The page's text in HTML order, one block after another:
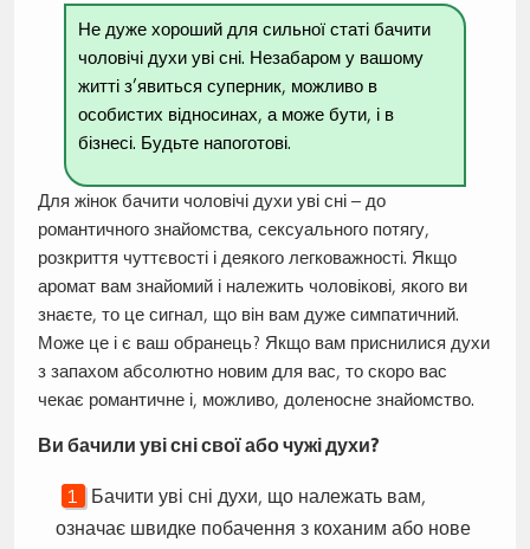
Не дуже хороший для сильної статі бачити
чоловічі духи уві сні. Незабаром у вашому
житті з’явиться суперник, можливо в
особистих відносинах, а може бути, і в
бізнесі. Будьте напоготові.
Для жінок бачити чоловічі духи уві сні – до
романтичного знайомства, сексуального потягу,
розкриття чуттєвості і деякого легковажності. Якщо
аромат вам знайомий і належить чоловікові, якого ви
знаєте, то це сигнал, що він вам дуже симпатичний.
Може це і є ваш обранець? Якщо вам приснилися духи
з запахом абсолютно новим для вас, то скоро вас
чекає романтичне і, можливо, доленосне знайомство.
Ви бачили уві сні свої або чужі духи?
Бачити уві сні духи, що належать вам,
означає швидке побачення з коханим або нове